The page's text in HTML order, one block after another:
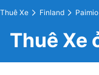
Thuê Xe Finland Paimio
Thuê Xe